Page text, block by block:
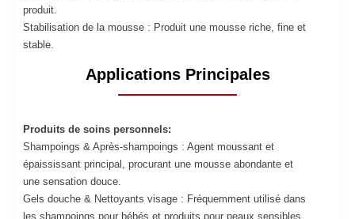
produit.
Stabilisation de la mousse : Produit une mousse riche, fine et
stable.
Applications Principales
Produits de soins personnels:
Shampoings & Après-shampoings : Agent moussant et
épaississant principal, procurant une mousse abondante et
une sensation douce.
Gels douche & Nettoyants visage : Fréquemment utilisé dans
les shampoings pour bébés et produits pour peaux sensibles